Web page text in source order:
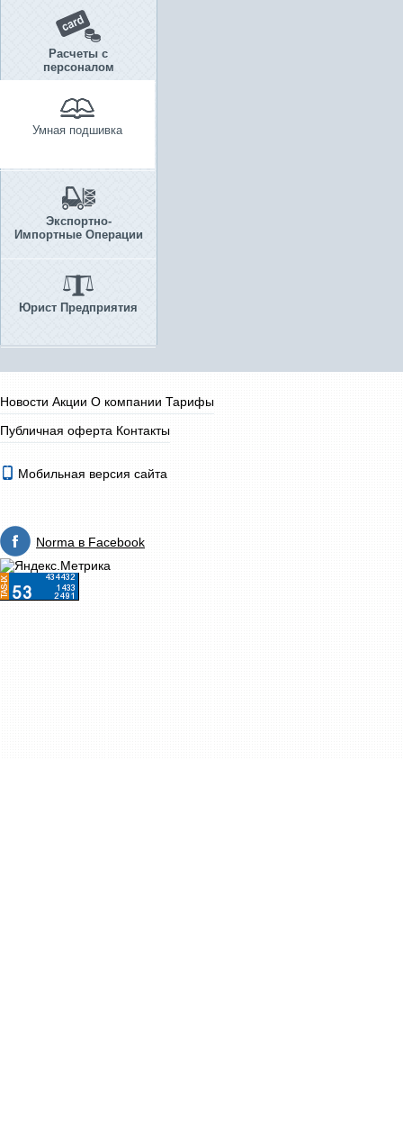
Расчеты с
персоналом
Умная подшивка
Экспортно-
Импортные Операции
Юрист Предприятия
Новости Акции О компании Тарифы
Публичная оферта Контакты
Мобильная версия сайта
Norma в Facebook